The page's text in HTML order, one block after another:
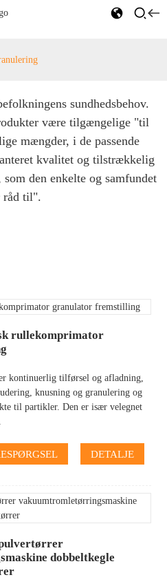
sundhedsbehov.
være tilgængelige "til
mængder, i de passende
kvalitet og tilstrækkelig
den enkelte og samfundet
råd til".
rullekomprimator
kontinuerlig tilførsel og afladning,
knusning og granulering og
til partikler. Den er især velegnet
DETALJE
dobbeltkegle